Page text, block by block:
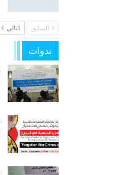
السابق التالي
ندوات